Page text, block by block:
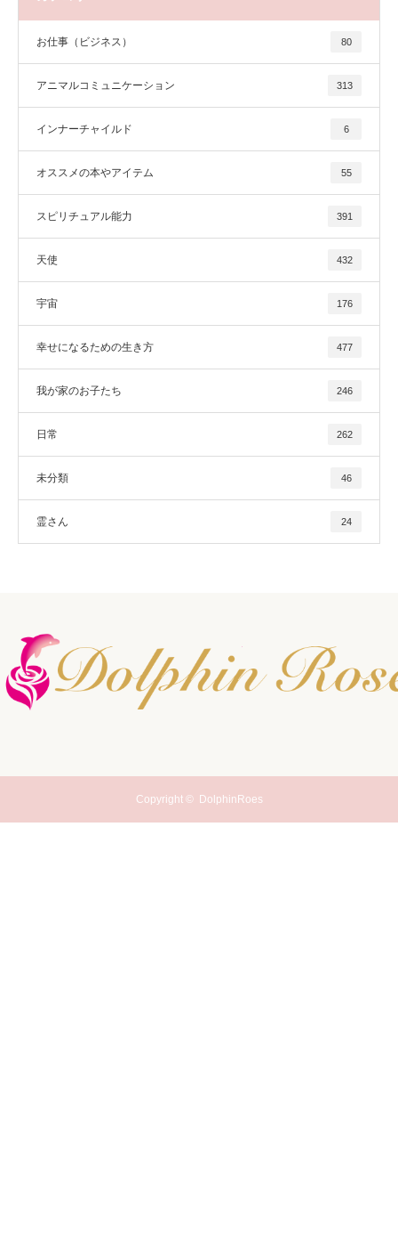
お仕事（ビジネス） 80
アニマルコミュニケーション 313
インナーチャイルド 6
オススメの本やアイテム 55
スピリチュアル能力 391
天使 432
宇宙 176
幸せになるための生き方 477
我が家のお子たち 246
日常 262
未分類 46
霊さん 24
Copyright © DolphinRoes